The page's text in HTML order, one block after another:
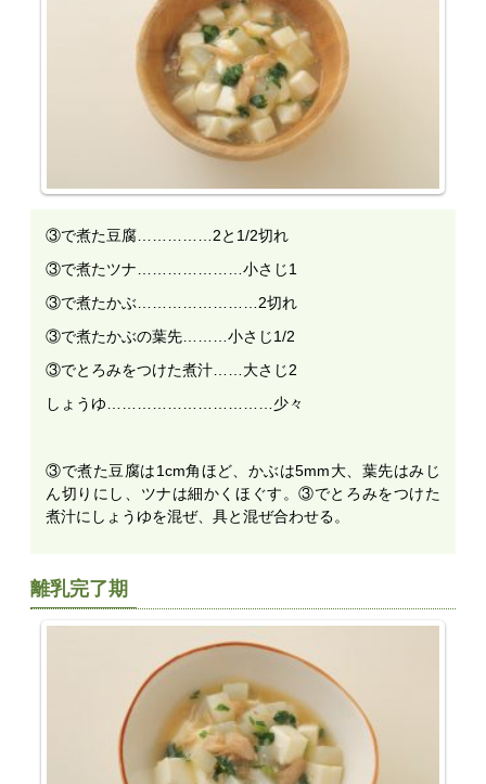
③で煮た豆腐……………2と1/2切れ
③で煮たツナ…………………小さじ1
③で煮たかぶ……………………2切れ
③で煮たかぶの葉先………小さじ1/2
③でとろみをつけた煮汁……大さじ2
しょうゆ……………………………少々
③で煮た豆腐は1cm角ほど、かぶは5mm大、葉先はみじ
ん切りにし、ツナは細かくほぐす。③でとろみをつけた
煮汁にしょうゆを混ぜ、具と混ぜ合わせる。
離乳完了期